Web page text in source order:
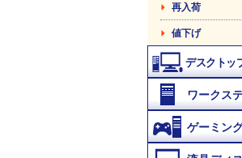
再入荷
値下げ